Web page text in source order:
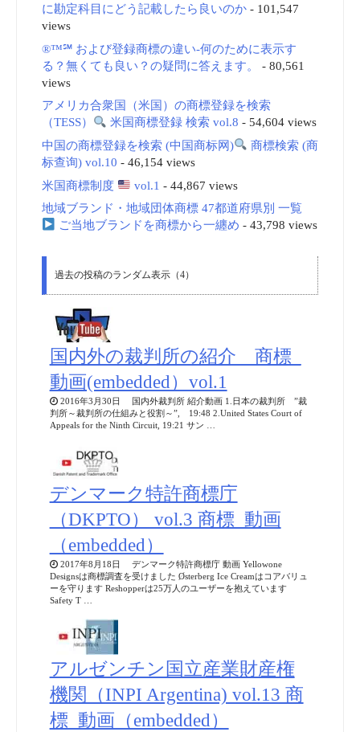
に勘定科目にどう記載したら良いのか- 101,547
views
®™℠ および登録商標の違い-何のために表示す
る？無くても良い？の疑問に答えます。
- 80,561
views
アメリカ合衆国（米国）の商標登録を検索
（TESS）
米国商標登録 検索 vol.8 - 54,604 views
中国の商標登録を検索 (中国商标网)
商標検索 (商
标查询) vol.10 - 46,154 views
米国商標制度
vol.1 - 44,867 views
地域ブランド・地域団体商標 47都道府県別 一覧
ご当地ブランドを商標から一纏め - 43,798 views
過去の投稿のランダム表示（4）
国内外の裁判所の紹介 商標_
動画(embedded）vol.1
2016年3月30日 国内外裁判所 紹介動画 1.日本の裁判所 ”裁
判所～裁判所の仕組みと役割～”, 19:48 2.United States Court of
Appeals for the Ninth Circuit, 19:21 サン …
デンマーク特許商標庁
（DKPTO） vol.3 商標_動画
（embedded）
2017年8月18日 デンマーク特許商標庁 動画 Yellowone
Designsは商標調査を受けました Østerberg Ice Creamはコアバリュ
ーを守ります Reshopperは25万人のユーザーを抱えています
Safety T …
アルゼンチン国立産業財産権
機関（INPI Argentina) vol.13 商
標_動画（embedded）